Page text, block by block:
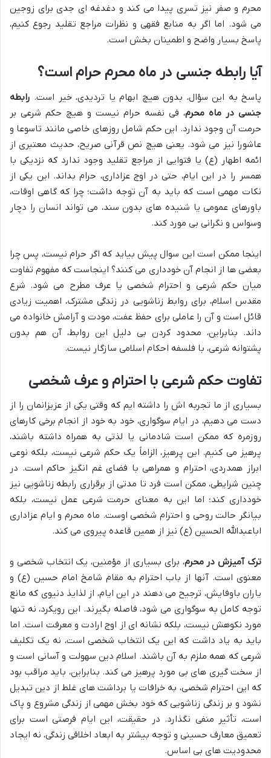
محرم و صفر نیز تسری پیدا می کند و دغدغه ای جدی برای زوجین
می شود. اما اگر به منابع فقهی و نظرات مراجع تقلید رجوع کنیم،
پاسخ بسیار واضح و اطمینان بخش است.
آیا رابطه جنسی در ماه محرم حرام است؟
پاسخ به این سؤال، بدون هیچ ابهام یا تردیدی، خیر است. رابطه
جنسی در ماه محرم، فی نفسه حرام نیست و هیچ حکم شرعی بر
حرمت آن وجود ندارد. این حکم شامل روزهای خاصی مانند تاسوعا و
عاشورا نیز می شود. یعنی هیچ نص قرآنی صریح، حدیث معتبری از
ائمه اطهار (ع) یا فتوایی از مراجع تقلید وجود ندارد که نزدیکی با
همسر را در این ایام، حتی در اوج عزاداری، حرام بداند. این یکی از
نکات مهمی است که باید به آن توجه داشت؛ چرا که گاهی اوقات،
باورهای عمومی یا شنیده های بدون سند، می تواند انسان را دچار
وسواس و نگرانی بی مورد کند.
اینجا ممکن است این سوال پیش بیاید که اگر حرام نیست، پس چرا
بعضی ها از انجام آن خودداری می کنند؟ اینجاست که مفهوم تفاوت
میان حکم شرعی و احترام شخصی یا عرف مطرح می شود. شرع
مقدس اسلام، برای روابط زناشویی در زندگی مشترک، اهمیت زیادی
قائل است و آن را عاملی برای حفظ عفت، مودت و آرامش خانواده می
داند. بنابراین، محدود کردن بی دلیل این روابط، آن هم بدون
پشتوانه شرعی، با فلسفه احکام اسلامی سازگار نیست.
تفاوت حکم شرعی با احترام و عرف شخصی
بسیاری از ما تجربه اش را داشته ایم که وقتی یکی از عزیزانمان را از
دست می دهیم، در ایام سوگواری، خود به خود از انجام برخی کارهای
روزمره که ممکن است شادمانی یا لذتی به همراه داشته باشند،
پرهیز می کنیم. این پرهیز، الزاماً یک حکم شرعی نیست، بلکه نوعی
ابراز همدردی، احترام و همراهی با فضای غم انگیز حاکم است. در
چنین شرایطی، ممکن است فرد تا مدتی از برقراری رابطه زناشویی نیز
خودداری کند؛ اما این به معنای حرمت شرعی عمل نیست، بلکه
بیانگر حالت روحی و احترام شخصی اوست. ماه محرم و ایام عزاداری
اباعبدالله الحسین (ع) نیز از همین قاعده پیروی می کند.
ترک آمیزش در محرم، برای بسیاری از مؤمنین، یک انتخاب شخصی و
معنوی است. آنها از باب احترام به مقام شامخ امام حسین (ع) و
یاران باوفایش، ترجیح می دهند در این ایام، از لذایذ دنیوی که مانع
توجه کامل به سوگواری می شود، فاصله بگیرند. این رویکرد، نه تنها
مورد نکوهش نیست، بلکه نشانه ای از اوج ارادت و معرفت است. اما
باید به یاد داشت که این یک انتخاب شخصی است، نه یک تکلیف
شرعی که همه ملزم به آن باشند. اسلام دین سهولت و آسانی است و
از سخت گیری های بی مورد پرهیز می کند. بنابراین، باید مراقب بود
که این احترام شخصی، به خرافات یا برداشت های غلط از دین تبدیل
نشود و بر زندگی زناشویی که خود بخش مهمی از زندگی مشروع و پاک
است، تأثیر منفی نگذارد. در حقیقت، این ایام فرصتی است برای
تعمیق معارف حسینی و توجه بیشتر به ابعاد اخلاقی زندگی، نه ایجاد
محدودیت های بی اساس.